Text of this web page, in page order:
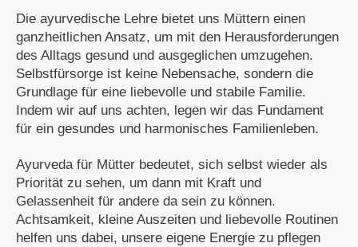
Die ayurvedische Lehre bietet uns Müttern einen
ganzheitlichen Ansatz, um mit den Herausforderungen
des Alltags gesund und ausgeglichen umzugehen.
Selbstfürsorge ist keine Nebensache, sondern die
Grundlage für eine liebevolle und stabile Familie.
Indem wir auf uns achten, legen wir das Fundament
für ein gesundes und harmonisches Familienleben.
Ayurveda für Mütter bedeutet, sich selbst wieder als
Priorität zu sehen, um dann mit Kraft und
Gelassenheit für andere da sein zu können.
Achtsamkeit, kleine Auszeiten und liebevolle Routinen
helfen uns dabei, unsere eigene Energie zu pflegen